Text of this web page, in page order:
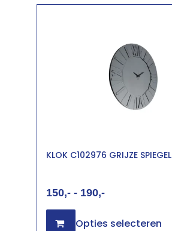
KLOK C102976 GRIJZE SPIEGEL
150 - 190
Opties selecteren